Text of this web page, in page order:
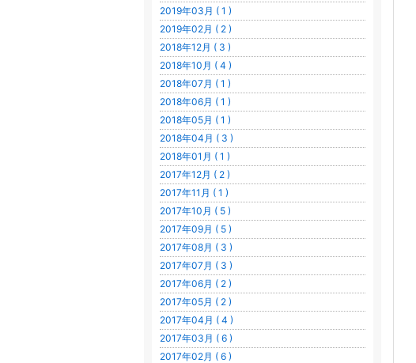
2019年03月 ( 1 )
2019年02月 ( 2 )
2018年12月 ( 3 )
2018年10月 ( 4 )
2018年07月 ( 1 )
2018年06月 ( 1 )
2018年05月 ( 1 )
2018年04月 ( 3 )
2018年01月 ( 1 )
2017年12月 ( 2 )
2017年11月 ( 1 )
2017年10月 ( 5 )
2017年09月 ( 5 )
2017年08月 ( 3 )
2017年07月 ( 3 )
2017年06月 ( 2 )
2017年05月 ( 2 )
2017年04月 ( 4 )
2017年03月 ( 6 )
2017年02月 ( 6 )